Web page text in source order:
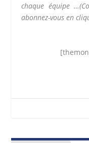
chaque équipe …
abonnez-vous en